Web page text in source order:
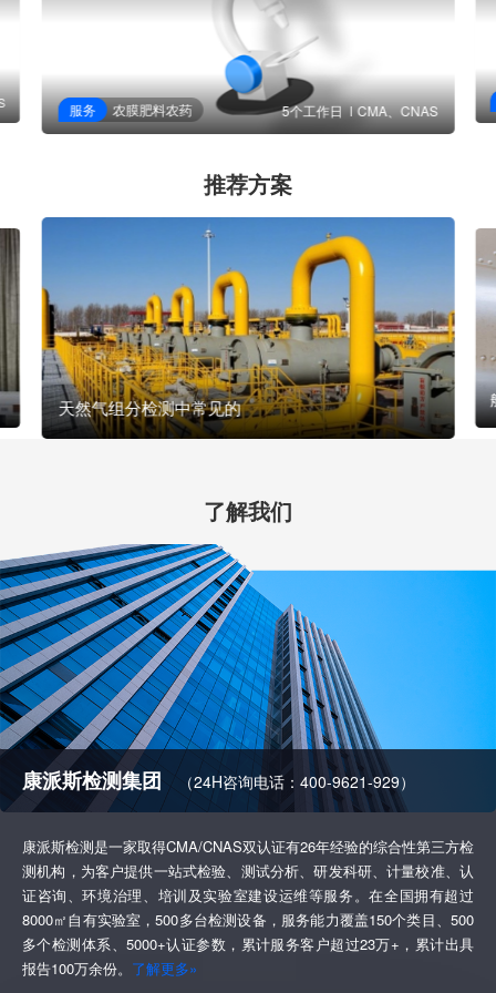
服务 农膜肥料农药 5个工作日 CMA、CNAS
推荐方案
天然气组分检测中常见的
了解我们
康派斯检测集团 （24H咨询电话：400-9621-929）
康派斯检测是一家取得CMA/CNAS双认证有26年经验的综合性第三方检
测机构，为客户提供一站式检验、测试分析、研发科研、计量校准、认
证咨询、环境治理、培训及实验室建设运维等服务。在全国拥有超过
8000㎡自有实验室，500多台检测设备，服务能力覆盖150个类目、500
多个检测体系、5000+认证参数，累计服务客户超过23万+，累计出具
报告100万余份。 了解更多»